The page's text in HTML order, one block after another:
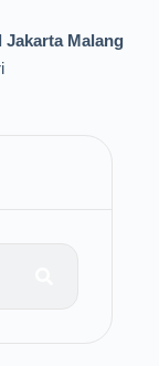
Jakarta Malang